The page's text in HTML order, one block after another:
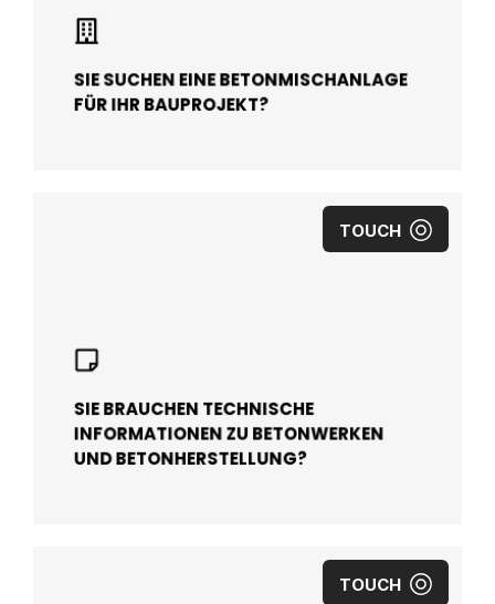
SIE SUCHEN EINE BETONMISCHANLAGE
FÜR IHR BAUPROJEKT?
TOUCH
SIE BRAUCHEN TECHNISCHE
INFORMATIONEN ZU BETONWERKEN
UND BETONHERSTELLUNG?
TOUCH